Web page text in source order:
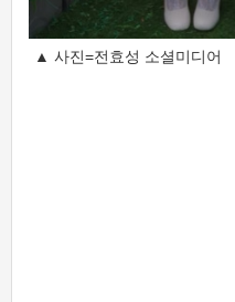
▲ 사진=전효성 소셜미디어